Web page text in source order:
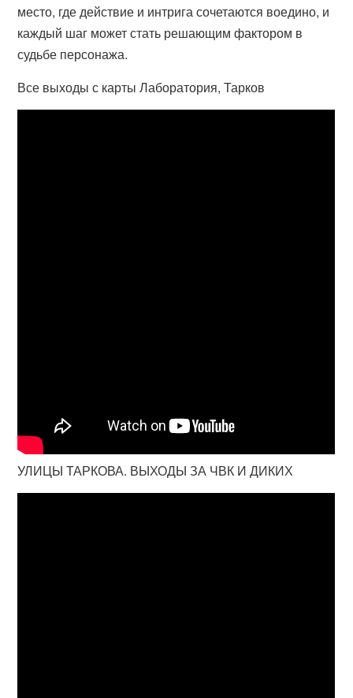
место, где действие и интрига сочетаются воедино, и
каждый шаг может стать решающим фактором в
судьбе персонажа.
Все выходы с карты Лаборатория, Тарков
УЛИЦЫ ТАРКОВА. ВЫХОДЫ ЗА ЧВК И ДИКИХ